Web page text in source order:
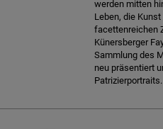
werden mitten
Leben, die
facettenreichen
Künersberger
Sammlung des
neu präsentiert
Patrizierportraits.